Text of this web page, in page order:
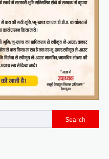
Search